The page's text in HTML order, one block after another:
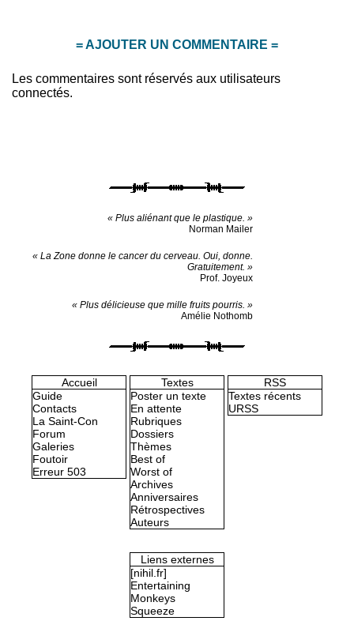
= AJOUTER UN COMMENTAIRE =
Les commentaires sont réservés aux utilisateurs
connectés.
« Plus aliénant que le plastique. »
Norman Mailer
« La Zone donne le cancer du cerveau. Oui, donne.
Gratuitement. »
Prof. Joyeux
« Plus délicieuse que mille fruits pourris. »
Amélie Nothomb
Accueil
Guide
Contacts
La Saint-Con
Forum
Galeries
Foutoir
Erreur 503
Textes
Poster un texte
En attente
Rubriques
Dossiers
Thèmes
Best of
Worst of
Archives
Anniversaires
Rétrospectives
Auteurs
RSS
Textes récents
URSS
Liens externes
[nihil.fr]
Entertaining
Monkeys
Squeeze